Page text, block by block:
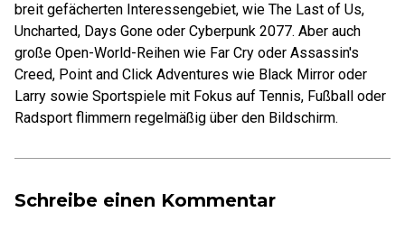
breit gefächerten Interessengebiet, wie The Last of Us,
Uncharted, Days Gone oder Cyberpunk 2077. Aber auch
große Open-World-Reihen wie Far Cry oder Assassin's
Creed, Point and Click Adventures wie Black Mirror oder
Larry sowie Sportspiele mit Fokus auf Tennis, Fußball oder
Radsport flimmern regelmäßig über den Bildschirm.
Schreibe einen Kommentar